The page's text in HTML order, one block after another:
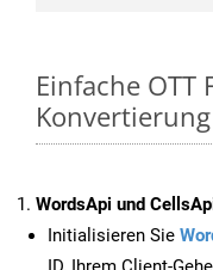
Einfache OTT
WordsApi und
Initialisieren Sie